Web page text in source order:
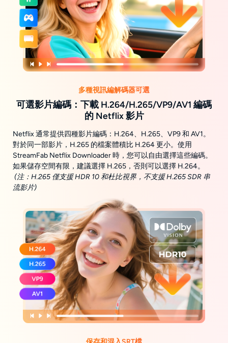
多種視訊編解碼器可選
可選影片編碼：下載 H.264/H.265/VP9/AV1 編碼
的 Netflix 影片
Netflix 通常提供四種影片編碼：H.264、H.265、VP9 和 AV1。
對於同一部影片，H.265 的檔案體積比 H.264 更小。使用
StreamFab Netflix Downloader 時，您可以自由選擇這些編碼。
如果儲存空間有限，建議選擇 H.265，否則可以選擇 H.264。
(注：H.265 僅支援 HDR 10 和杜比視界，不支援 H.265 SDR 串
流影片)